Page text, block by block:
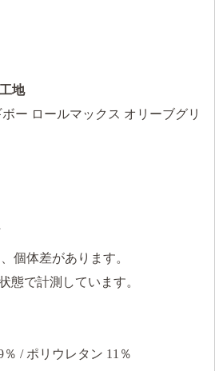
地
ー ロールマックス オリーブグリ
個体差があります。
態で計測しています。
/ ポリウレタン 11％